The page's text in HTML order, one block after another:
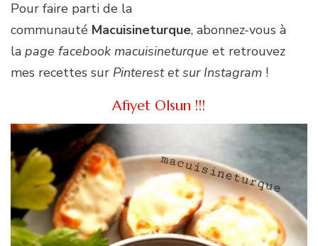
Pour faire parti de la
communauté Macuisineturque, abonnez-vous à
la page facebook macuisineturque et retrouvez
mes recettes sur Pinterest et sur Instagram !
Afiyet Olsun !!!